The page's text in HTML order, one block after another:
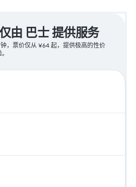
由 巴士 提供服务
钟，票价仅从 ¥64 起，提供极高的性价